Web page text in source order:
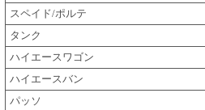
スペイド/ポルテ
タンク
ハイエースワゴン
ハイエースバン
パッソ